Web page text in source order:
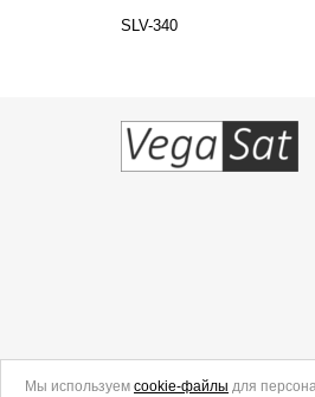
SLV-340
© 2006-2026.
Мы используем cookie-файлы для